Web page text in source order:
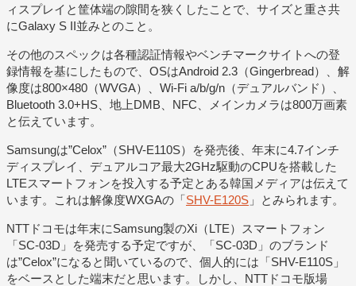
ィスプレイと筐体端の隙間を狭くしたことで、サイズと重さ共
にGalaxy S II並みとのこと。
その他のスペックは各種認証情報やベンチマークサイトへの登
録情報を基にしたもので、OSはAndroid 2.3（Gingerbread）、解
像度は800×480（WVGA）、Wi-Fi a/b/g/n（デュアルバンド）、
Bluetooth 3.0+HS、地上DMB、NFC、メインカメラは800万画素
と伝えています。
Samsungは”Celox”（SHV-E110S）を発売後、年末に4.7インチ
ディスプレイ、デュアルコア最大2GHz駆動のCPUを搭載した
LTEスマートフォンを投入する予定とある韓国メディアは伝えて
います。これは解像度WXGAの「SHV-E120S 」とみられます。
NTTドコモは年末にSamsung製のXi（LTE）スマートフォン
「SC-03D」を発売する予定ですが、「SC-03D」のブランド
は”Celox”になると聞いているので、個人的には「SHV-E110S」
をベースとした端末だと思います。しかし、NTTドコモ版場